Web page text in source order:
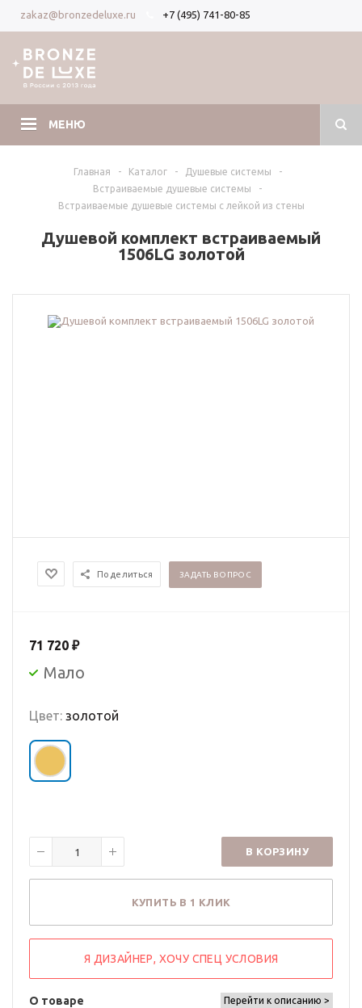
zakaz@bronzedeluxe.ru +7 (495) 741-80-85
МЕНЮ
Главная - Каталог - Душевые системы
-
Встраиваемые душевые системы
-
Встраиваемые душевые системы с лейкой из стены
Душевой комплект встраиваемый
1506LG золотой
Поделиться ЗАДАТЬ ВОПРОС
Цвет: золотой
71 720 ₽
Мало
О товаре
Перейти к описанию >
В КОРЗИНУ
КУПИТЬ В 1 КЛИК
Я ДИЗАЙНЕР, ХОЧУ СПЕЦ УСЛОВИЯ